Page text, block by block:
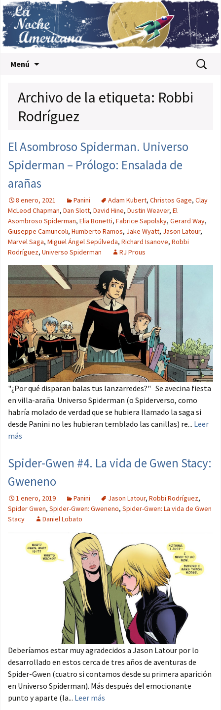
Menú Buscar:
Archivo de la etiqueta: Robbi
Rodríguez
El Asombroso Spiderman. Universo
Spiderman – Prólogo: Ensalada de
arañas
8 enero, 2021 Panini Adam Kubert, Christos Gage, Clay
McLeod Chapman, Dan Slott, David Hine, Dustin Weaver, El
Asombroso Spiderman, Elia Bonetti, Fabrice Sapolsky, Gerard Way,
Giuseppe Camuncoli, Humberto Ramos, Jake Wyatt, Jason Latour,
Marvel Saga, Miguel Ángel Sepúlveda, Richard Isanove, Robbi
Rodríguez, Universo Spiderman RJ Prous
"¿Por qué disparan balas tus lanzarredes?" Se avecina fiesta
en villa-araña. Universo Spiderman (o Spiderverso, como
habría molado de verdad que se hubiera llamado la saga si
desde Panini no les hubieran temblado las canillas) re... Leer
más
Spider-Gwen #4. La vida de Gwen Stacy:
Gweneno
1 enero, 2019 Panini Jason Latour, Robbi Rodríguez,
Spider Gwen, Spider-Gwen: Gweneno, Spider-Gwen: La vida de Gwen
Stacy
Daniel Lobato
Deberíamos estar muy agradecidos a Jason Latour por lo
desarrollado en estos cerca de tres años de aventuras de
Spider-Gwen (cuatro si contamos desde su primera aparición
en Universo Spiderman). Más después del emocionante
punto y aparte (la... Leer más